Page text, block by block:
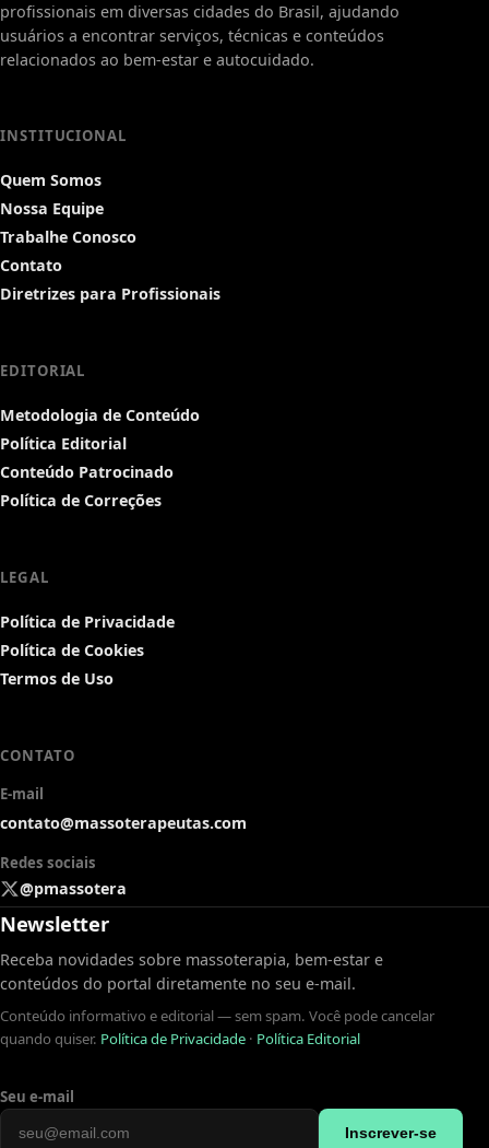
profissionais em diversas cidades do Brasil, ajudando
usuários a encontrar serviços, técnicas e conteúdos
relacionados ao bem-estar e autocuidado.
INSTITUCIONAL
Quem Somos
Nossa Equipe
Trabalhe Conosco
Contato
Diretrizes para Profissionais
EDITORIAL
Metodologia de Conteúdo
Política Editorial
Conteúdo Patrocinado
Política de Correções
LEGAL
Política de Privacidade
Política de Cookies
Termos de Uso
CONTATO
E-mail
contato@massoterapeutas.com
Redes sociais
@pmassotera
Newsletter
Receba novidades sobre massoterapia, bem-estar e
conteúdos do portal diretamente no seu e-mail.
Conteúdo informativo e editorial — sem spam. Você pode cancelar
quando quiser. Política de Privacidade · Política Editorial
Seu e-mail
Inscrever-se